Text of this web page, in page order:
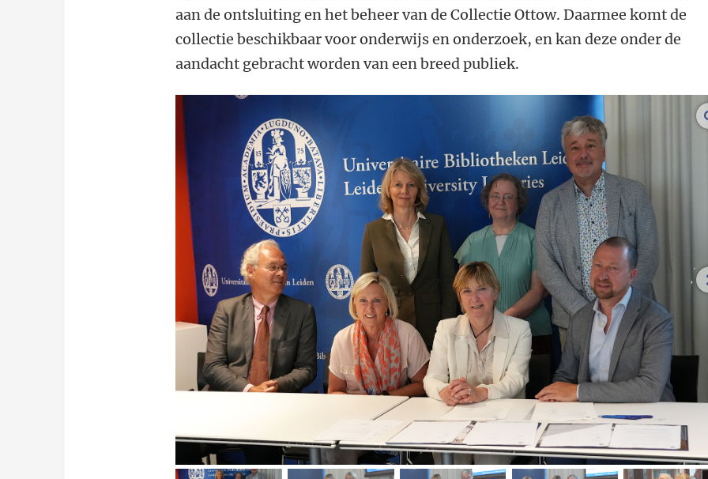
aan de ontsluiting en het beheer van de Collectie Ottow. Daarmee komt de
collectie beschikbaar voor onderwijs en onderzoek, en kan deze onder de
aandacht gebracht worden van een breed publiek.